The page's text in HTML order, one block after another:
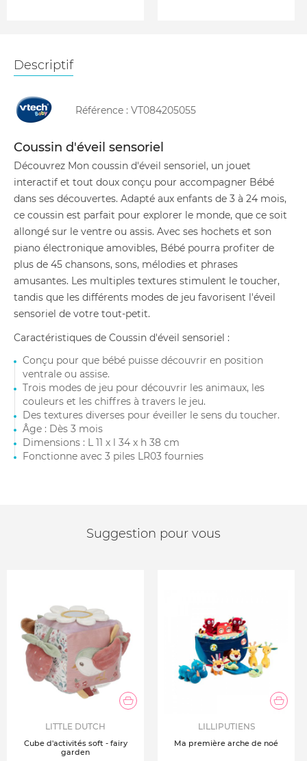
Descriptif
Référence : VT084205055
Coussin d'éveil sensoriel
Découvrez Mon coussin d'éveil sensoriel, un jouet
interactif et tout doux conçu pour accompagner Bébé
dans ses découvertes. Adapté aux enfants de 3 à 24 mois,
ce coussin est parfait pour explorer le monde, que ce soit
allongé sur le ventre ou assis. Avec ses hochets et son
piano électronique amovibles, Bébé pourra profiter de
plus de 45 chansons, sons, mélodies et phrases
amusantes. Les multiples textures stimulent le toucher,
tandis que les différents modes de jeu favorisent l'éveil
sensoriel de votre tout-petit.
Caractéristiques de Coussin d'éveil sensoriel :
Conçu pour que bébé puisse découvrir en position
ventrale ou assise.
Trois modes de jeu pour découvrir les animaux, les
couleurs et les chiffres à travers le jeu.
Des textures diverses pour éveiller le sens du toucher.
Âge : Dès 3 mois
Dimensions : L 11 x l 34 x h 38 cm
Fonctionne avec 3 piles LR03 fournies
Suggestion pour vous
LITTLE DUTCH
Cube d'activités soft - fairy
garden
LILLIPUTIENS
Ma première arche de noé